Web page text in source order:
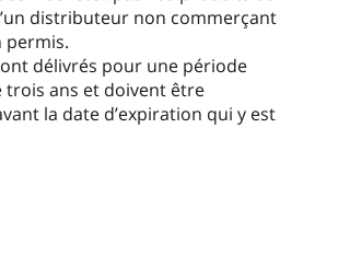
distributeur non commerçant
permis.
délivrés pour une période
trois ans et doivent être
la date d’expiration qui y est